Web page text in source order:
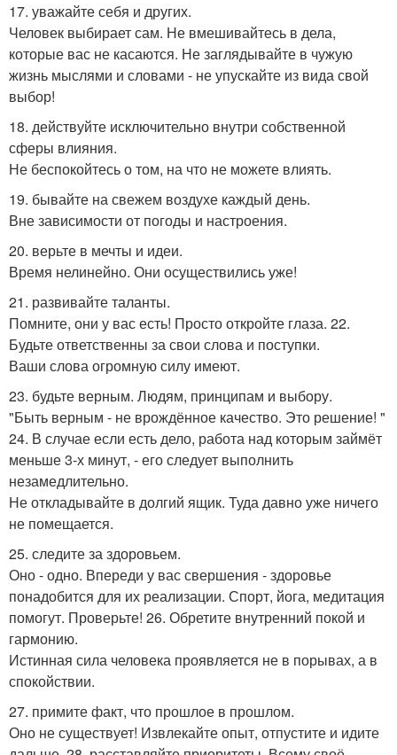
17. уважайте себя и других.
Человек выбирает сам. Не вмешивайтесь в дела,
которые вас не касаются. Не заглядывайте в чужую
жизнь мыслями и словами - не упускайте из вида свой
выбор!
18. действуйте исключительно внутри собственной
сферы влияния.
Не беспокойтесь о том, на что не можете влиять.
19. бывайте на свежем воздухе каждый день.
Вне зависимости от погоды и настроения.
20. верьте в мечты и идеи.
Время нелинейно. Они осуществились уже!
21. развивайте таланты.
Помните, они у вас есть! Просто откройте глаза. 22.
Будьте ответственны за свои слова и поступки.
Ваши слова огромную силу имеют.
23. будьте верным. Людям, принципам и выбору.
"Быть верным - не врождённое качество. Это решение! "
24. В случае если есть дело, работа над которым займёт
меньше 3-х минут, - его следует выполнить
незамедлительно.
Не откладывайте в долгий ящик. Туда давно уже ничего
не помещается.
25. следите за здоровьем.
Оно - одно. Впереди у вас свершения - здоровье
понадобится для их реализации. Спорт, йога, медитация
помогут. Проверьте! 26. Обретите внутренний покой и
гармонию.
Истинная сила человека проявляется не в порывах, а в
спокойствии.
27. примите факт, что прошлое в прошлом.
Оно не существует! Извлекайте опыт, отпустите и идите